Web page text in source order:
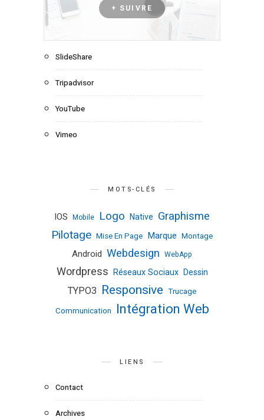
+ SUIVRE
SlideShare
Tripadvisor
YouTube
Vimeo
MOTS-CLÉS
IOS Mobile Logo Native Graphisme
Pilotage Mise En Page Marque Montage
Android Webdesign WebApp
Wordpress Réseaux Sociaux Dessin
TYPO3 Responsive Trucage
Communication Intégration Web
LIENS
Contact
Archives